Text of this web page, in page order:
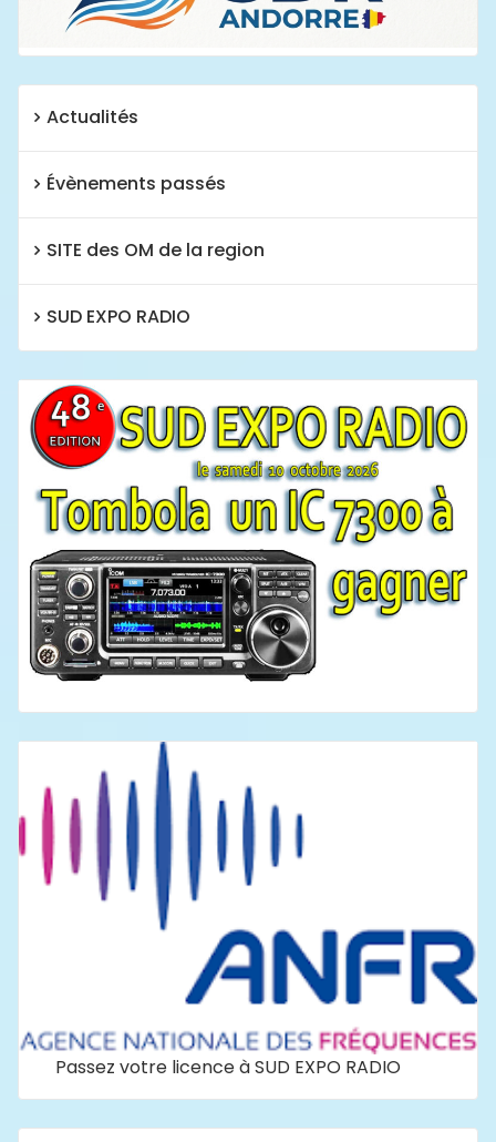
Actualités
Évènements passés
SITE des OM de la region
SUD EXPO RADIO
Passez votre licence à SUD EXPO RADIO